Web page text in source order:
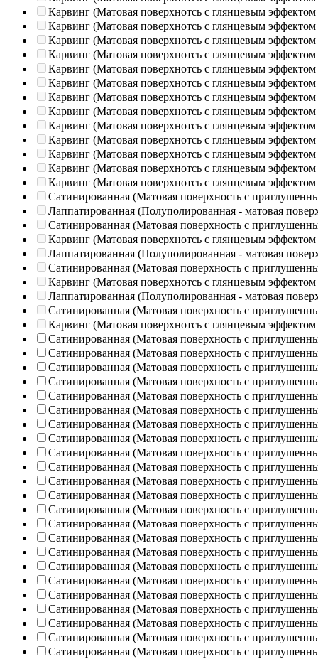
Карвинг (Матовая поверхнотсь с глянцевым эффектом
Карвинг (Матовая поверхнотсь с глянцевым эффектом
Карвинг (Матовая поверхнотсь с глянцевым эффектом
Карвинг (Матовая поверхнотсь с глянцевым эффектом
Карвинг (Матовая поверхнотсь с глянцевым эффектом
Карвинг (Матовая поверхнотсь с глянцевым эффектом
Карвинг (Матовая поверхнотсь с глянцевым эффектом
Карвинг (Матовая поверхнотсь с глянцевым эффектом
Карвинг (Матовая поверхнотсь с глянцевым эффектом
Карвинг (Матовая поверхнотсь с глянцевым эффектом
Карвинг (Матовая поверхнотсь с глянцевым эффектом
Карвинг (Матовая поверхнотсь с глянцевым эффектом
Карвинг (Матовая поверхнотсь с глянцевым эффектом
Сатинированная (Матовая поверхность с
Лаппатированная (Полуполированная - матовая
Сатинированная (Матовая поверхность с
Карвинг (Матовая поверхнотсь с глянцевым эффектом
Лаппатированная (Полуполированная - матовая
Сатинированная (Матовая поверхность с
Карвинг (Матовая поверхнотсь с глянцевым эффектом
Лаппатированная (Полуполированная - матовая
Сатинированная (Матовая поверхность с
Карвинг (Матовая поверхнотсь с глянцевым эффектом
Сатинированная (Матовая поверхность с
Сатинированная (Матовая поверхность с
Сатинированная (Матовая поверхность с
Сатинированная (Матовая поверхность с
Сатинированная (Матовая поверхность с
Сатинированная (Матовая поверхность с
Сатинированная (Матовая поверхность с
Сатинированная (Матовая поверхность с
Сатинированная (Матовая поверхность с
Сатинированная (Матовая поверхность с
Сатинированная (Матовая поверхность с
Сатинированная (Матовая поверхность с
Сатинированная (Матовая поверхность с
Сатинированная (Матовая поверхность с
Сатинированная (Матовая поверхность с
Сатинированная (Матовая поверхность с
Сатинированная (Матовая поверхность с
Сатинированная (Матовая поверхность с
Сатинированная (Матовая поверхность с
Сатинированная (Матовая поверхность с
Сатинированная (Матовая поверхность с
Сатинированная (Матовая поверхность с
Сатинированная (Матовая поверхность с